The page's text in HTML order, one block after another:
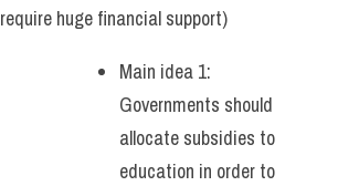
require huge financial support)
Main idea 1:
Governments should
allocate subsidies to
education in order to